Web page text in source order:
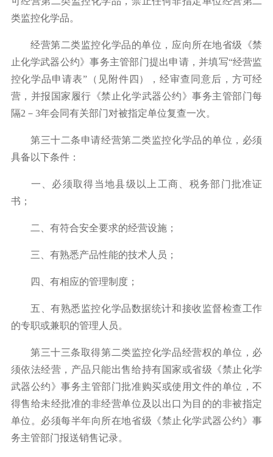
类监控化学品。
经营第二类监控化学品的单位，应向所在地省级《禁
止化学武器公约》事务主管部门提出申请，并填写“经营监
控化学品申请表”（见附件四），经审查同意后，方可经
营，并报国家履行《禁止化学武器公约》事务主管部门每
隔2 － 3年会同有关部门对被指定单位复查一次。
第三十二条申请经营第二类监控化学品的单位，必须
具备以下条件：
一、必须取得当地县级以上工商、税务部门批准证
书；
二、有符合安全要求的经营设施；
三、有熟悉产品性能的技术人员；
四、有相应的管理制度；
五、有熟悉监控化学品数据统计和接收监督检查工作
的专职或兼职的管理人员。
第三十三条取得第二类监控化学品经营权的单位，必
须依法经营，产品只能出售给持有国家或省级《禁止化学
武器公约》事务主管部门批准购买或使用文件的单位，不
得售给未经批准的非经营单位及以出口为目的的非被指定
单位。必须每半年向所在地省级《禁止化学武器公约》事
务主管部门报送销售记录。